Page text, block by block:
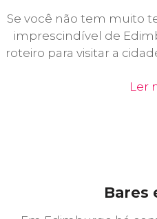
Se você não tem muito
imprescindível de
roteiro para visitar a
Ler
Bares